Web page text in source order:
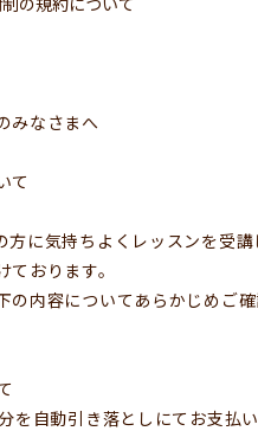
みなさまへ
て
に気持ちよくレッスンを受講
おります。
内容についてあらかじめご確
を自動引き落としにてお支払い